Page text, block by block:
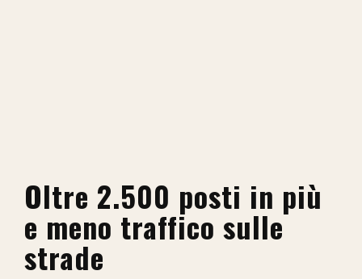
Oltre 2.500 posti in più
e meno traffico sulle
strade